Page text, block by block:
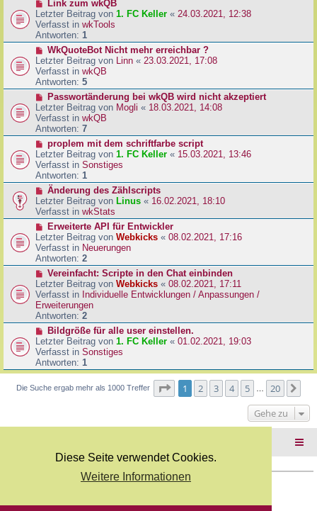
Diese Seite verwendet Cookies.
Weitere Informationen
a
g
B
e
i
t
a
g
N
e
u
e
r
B
e
i
t
a
g
Link zum wkQB
Letzter Beitrag von 1. FC Keller « 24.03.2021, 12:38
Verfasst in wkTools
Antworten: 1
N
e
u
e
r
B
e
i
t
a
g
WkQuoteBot Nicht mehr erreichbar ?
Letzter Beitrag von Linn « 23.03.2021, 17:08
Verfasst in wkQB
Antworten: 5
N
e
u
e
r
B
e
i
t
a
g
Passwortänderung bei wkQB wird nicht akzeptiert
Letzter Beitrag von Mogli « 18.03.2021, 14:08
Verfasst in wkQB
Antworten: 7
N
e
u
e
r
B
e
i
r
a
g
proplem mit dem schriftfarbe script
Letzter Beitrag von 1. FC Keller « 15.03.2021, 13:46
Verfasst in Sonstiges
Antworten: 1
N
e
u
e
r
B
e
i
r
a
g
Änderung des Zählscripts
Letzter Beitrag von Linus « 16.02.2021, 18:10
Verfasst in wkStats
N
e
u
e
r
B
e
i
t
r
a
g
Erweiterte API für Entwickler
Letzter Beitrag von Webkicks « 08.02.2021, 17:16
Verfasst in Neuerungen
Antworten: 2
N
e
u
e
r
B
e
i
t
r
g
Vereinfacht: Scripte in den Chat einbinden
Letzter Beitrag von Webkicks « 08.02.2021, 17:11
Verfasst in Individuelle Entwicklungen / Anpassungen /
Erweiterungen
Antworten: 2
N
e
u
e
r
B
e
r
Bildgröße für alle user einstellen.
Letzter Beitrag von 1. FC Keller « 01.02.2021, 19:03
Verfasst in Sonstiges
Antworten: 1
Die Suche ergab mehr als 1000 Treffer Seite von
1 2 3 4 5 20
Gehe zu
Deutsche Übersetzung durchphpBB.de